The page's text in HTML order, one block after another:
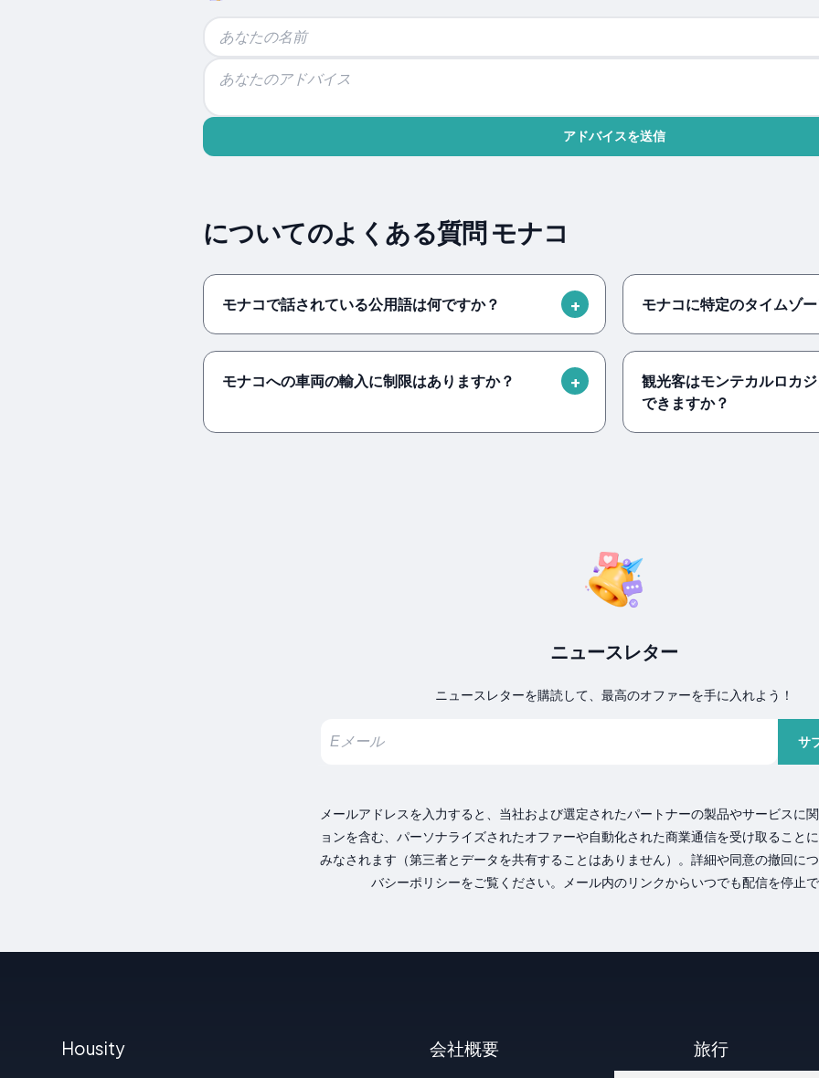
アドバイスを送信
についてのよくある質問 モナコ
モナコで話されている公用語は何ですか？ モナコに特定のタイムゾ
モナコへの車両の輸入に制限はありますか？
観光客はモンテカルロカ
できますか？
ニュースレター
ニュースレターを購読して、最高のオファーを手に入れよう！
サ
メールアドレスを入力すると、当社および選定されたパートナーの製品やサービスに
ョンを含む、パーソナライズされたオファーや自動化された商業通信を受け取ること
みなされます（第三者とデータを共有することはありません）。詳細や同意の撤回に
バシーポリシーをご覧ください。メール内のリンクからいつでも配信を停止
Housity 会社概要 旅行